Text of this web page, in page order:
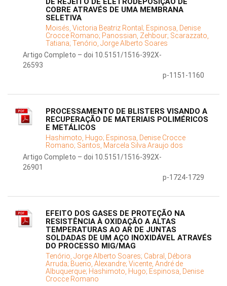
COBRE ATRAVÉS DE UMA MEMBRANA
SELETIVA
Moisés, Victoria Beatriz Rontal; Espinosa, Denise
Crocce Romano; Panossian, Zehbour; Scarazzato,
Tatiana; Tenório, Jorge Alberto Soares
Artigo Completo – doi 10.5151/1516-392X-
26593
p-1151-1160
PROCESSAMENTO DE BLISTERS VISANDO A
RECUPERAÇÃO DE MATERIAIS POLIMÉRICOS
E METÁLICOS
Hashimoto, Hugo; Espinosa, Denise Crocce
Romano; Santos, Marcela Silva Araujo dos
Artigo Completo – doi 10.5151/1516-392X-
26901
p-1724-1729
EFEITO DOS GASES DE PROTEÇÃO NA
RESISTÊNCIA À OXIDAÇÃO A ALTAS
TEMPERATURAS AO AR DE JUNTAS
SOLDADAS DE UM AÇO INOXIDÁVEL ATRAVÉS
DO PROCESSO MIG/MAG
Tenório, Jorge Alberto Soares; Cabral, Débora
Arruda; Bueno, Alexandre; Vicente, André de
Albuquerque; Hashimoto, Hugo; Espinosa, Denise
Crocce Romano